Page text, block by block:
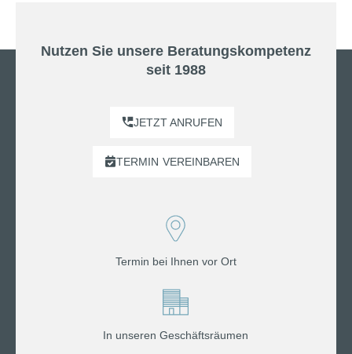
Nutzen Sie unsere Beratungskompetenz
seit 1988
JETZT ANRUFEN
TERMIN VEREINBAREN
Termin bei Ihnen vor Ort
In unseren Geschäftsräumen